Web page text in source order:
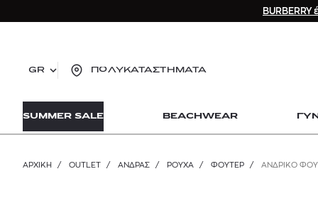
GR ΠΟΛΥΚΑΤΑΣΤΗΜΑΤΑ
SUMMER SALE BEACHWEAR
ΑΡΧΙΚΉ / OUTLET / ΑΝΔΡΑΣ / ΡΟΥΧΑ / ΦΟΎΤΕΡ / ΑΝΔΡΙΚΟ